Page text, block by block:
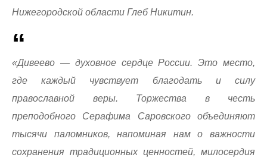
Нижегородской области Глеб Никитин.
«Дивеево — духовное сердце России. Это место,
где каждый чувствует благодать и силу
православной веры. Торжества в честь
преподобного Серафима Саровского объединяют
тысячи паломников, напоминая нам о важности
сохранения традиционных ценностей, милосердия